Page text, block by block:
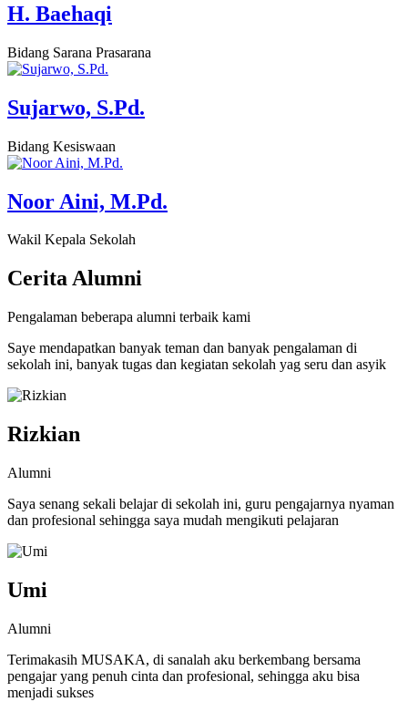
H. Baehaqi
Bidang Sarana Prasarana
Sujarwo, S.Pd.
Bidang Kesiswaan
Noor Aini, M.Pd.
Wakil Kepala Sekolah
CeritaAlumni
Pengalaman beberapa alumni terbaik kami
Saye mendapatkan banyak teman dan banyak pengalaman di
sekolah ini, banyak tugas dan kegiatan sekolah yag seru dan asyik
Rizkian
Alumni
Saya senang sekali belajar di sekolah ini, guru pengajarnya nyaman
dan profesional sehingga saya mudah mengikuti pelajaran
Umi
Alumni
Terimakasih MUSAKA, di sanalah aku berkembang bersama
pengajar yang penuh cinta dan profesional, sehingga aku bisa
menjadi sukses